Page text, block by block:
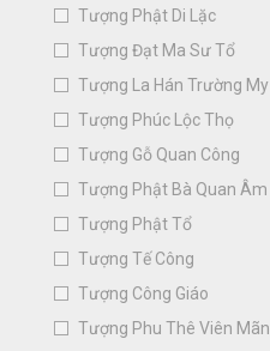
Tượng Phật Di Lặc
Tượng Đạt Ma Sư Tổ
Tượng La Hán Trường My
Tượng Phúc Lộc Thọ
Tượng Gỗ Quan Công
Tượng Phật Bà Quan Âm
Tượng Phật Tổ
Tượng Tế Công
Tượng Công Giáo
Tượng Phu Thê Viên Mãn